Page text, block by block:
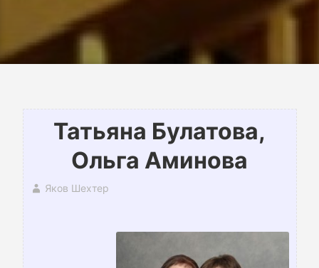
Татьяна Булатова,
Ольга Аминова
Яков Шехтер